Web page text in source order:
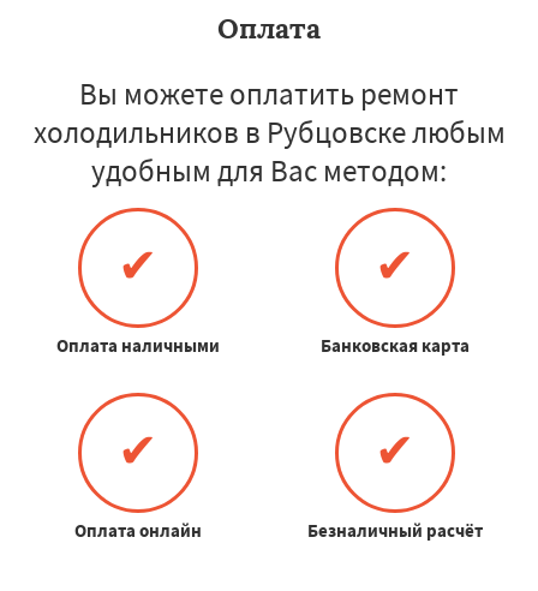
Оплата
Вы можете оплатить ремонт
холодильников в Рубцовске любым
удобным для Вас методом:
✔
Оплата наличными
✔
Банковская карта
✔
Оплата онлайн
✔
Безналичный расчёт